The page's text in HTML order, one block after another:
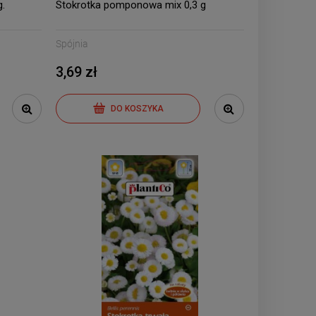
mieszaniec 2g
Stokrotka pomponowa mix 0,3 g
Spójnia
3,69 zł
DO KOSZYKA